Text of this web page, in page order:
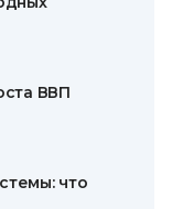
ВВП
что